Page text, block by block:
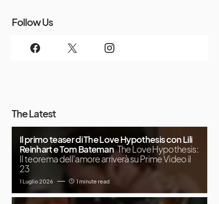
Follow Us
The Latest
Il primo teaser di The Love Hypothesis con Lili
Reinhart e Tom Bateman The Love Hypothesis:
Il teorema dell’amore arriverà su Prime Video il
23
1 Luglio 2026 1 minute read